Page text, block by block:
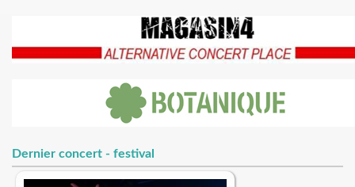
Dernier concert - festival